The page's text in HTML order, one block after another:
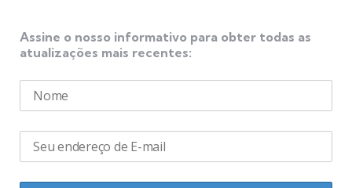
Assine o nosso informativo para obter todas as
atualizações mais recentes: